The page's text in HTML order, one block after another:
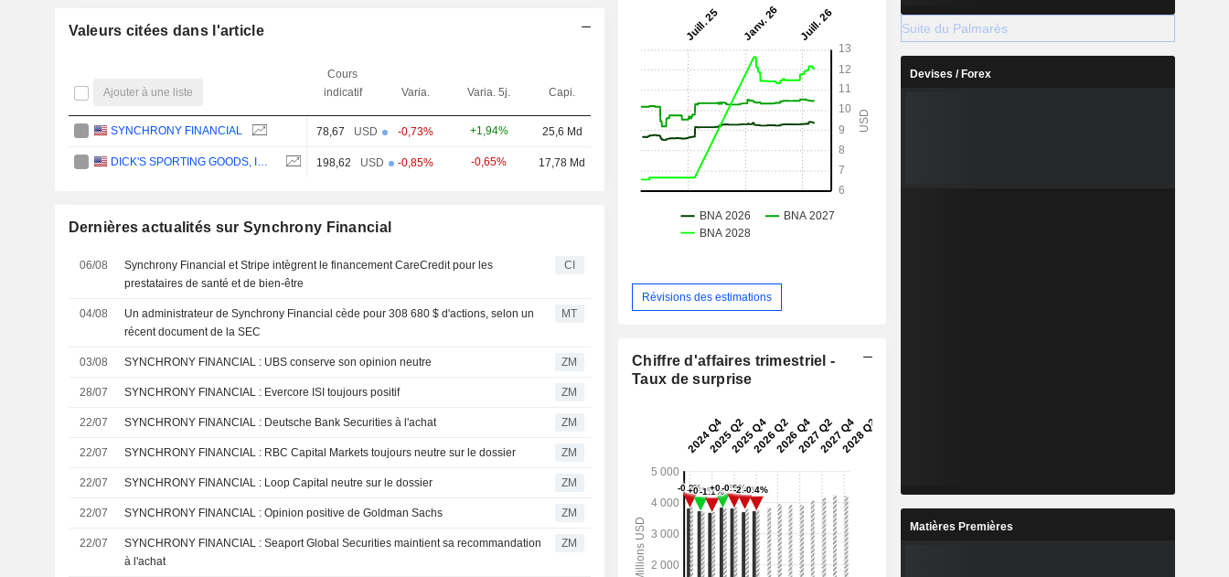
Valeurs citées dans l'article
Ajouter à une liste
Cours
indicatif
Varia. Varia. 5j. Capi.
SYNCHRONY FINANCIAL 78,67 USD -0,73% +1,94% 25,6 Md
DICK'S SPORTING GOODS, INC. 198,62 USD -0,85% -0,65% 17,78 Md
Dernières actualités sur Synchrony Financial
06/08
Synchrony Financial et Stripe intègrent le financement CareCredit pour les
prestataires de santé et de bien-être
CI
04/08
Un administrateur de Synchrony Financial cède pour 308 680 $ d'actions, selon un
récent document de la SEC
MT
03/08 SYNCHRONY FINANCIAL : UBS conserve son opinion neutre ZM
28/07 SYNCHRONY FINANCIAL : Evercore ISI toujours positif ZM
22/07 SYNCHRONY FINANCIAL : Deutsche Bank Securities à l'achat ZM
22/07 SYNCHRONY FINANCIAL : RBC Capital Markets toujours neutre sur le dossier ZM
22/07 SYNCHRONY FINANCIAL : Loop Capital neutre sur le dossier ZM
22/07 SYNCHRONY FINANCIAL : Opinion positive de Goldman Sachs ZM
22/07
SYNCHRONY FINANCIAL : Seaport Global Securities maintient sa recommandation
à l'achat
ZM
Révisions des estimations
Chiffre d'affaires trimestriel -
Taux de surprise
Suite du Palmarès
Devises / Forex
Matières Premières